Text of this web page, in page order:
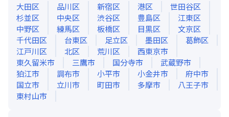
大田区
品川区 新宿区 港区
世田谷区
杉並区
中央区 渋谷区 豊島区
江東区
中野区
練馬区 板橋区 目黒区
文京区
千代田区
台東区 足立区 墨田区
葛飾区
江戸川区
北区 荒川区
西東京市
東久留米市
三鷹市 国分寺市
武蔵野市
狛江市
調布市 小平市 小金井市
府中市
国立市
立川市 町田市 多摩市
八王子市
東村山市